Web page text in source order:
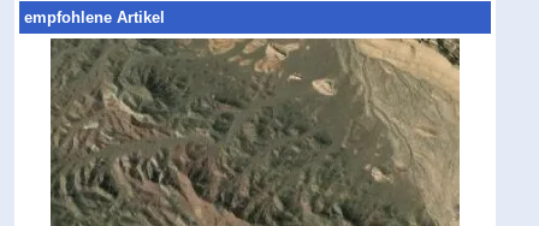
empfohlene Artikel